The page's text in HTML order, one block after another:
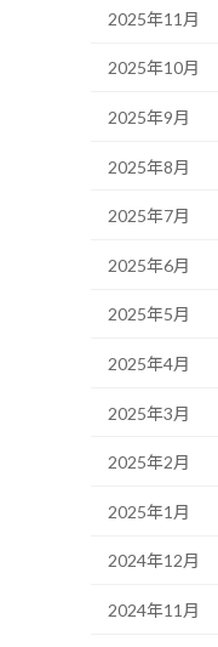
2025年11月
2025年10月
2025年9月
2025年8月
2025年7月
2025年6月
2025年5月
2025年4月
2025年3月
2025年2月
2025年1月
2024年12月
2024年11月